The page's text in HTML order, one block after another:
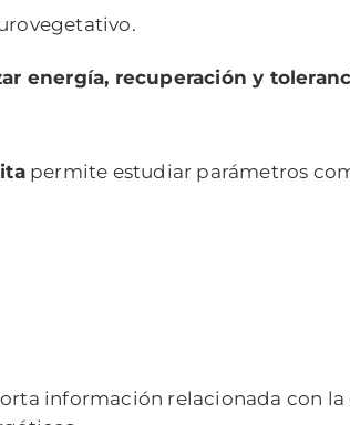
energía, recuperación y
permite estudiar parámetros
información relacionada con